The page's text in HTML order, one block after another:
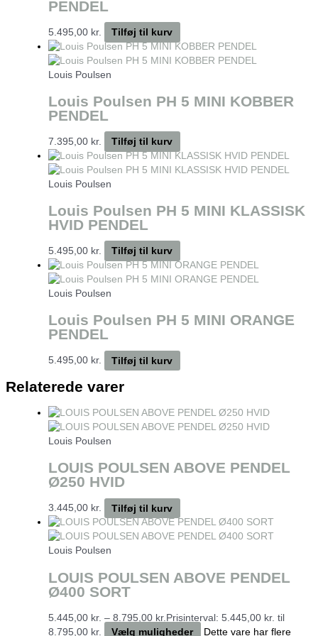
PENDEL
5.495,00 kr. Tilføj til kurv
Louis Poulsen
Louis Poulsen PH 5 MINI KOBBER
PENDEL
7.395,00 kr. Tilføj til kurv
Louis Poulsen
Louis Poulsen PH 5 MINI KLASSISK
HVID PENDEL
5.495,00 kr. Tilføj til kurv
Louis Poulsen
Louis Poulsen PH 5 MINI ORANGE
PENDEL
5.495,00 kr. Tilføj til kurv
Relaterede varer
Louis Poulsen
LOUIS POULSEN ABOVE PENDEL
Ø250 HVID
3.445,00 kr. Tilføj til kurv
Louis Poulsen
LOUIS POULSEN ABOVE PENDEL
Ø400 SORT
5.445,00 kr. – 8.795,00 kr. Prisinterval: 5.445,00 kr. til
8.795,00 kr.
Vælg muligheder Dette vare har flere